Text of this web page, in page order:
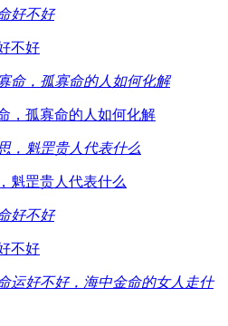
不好
，孤寡命的人如何化解
魁罡贵人代表什么
不好